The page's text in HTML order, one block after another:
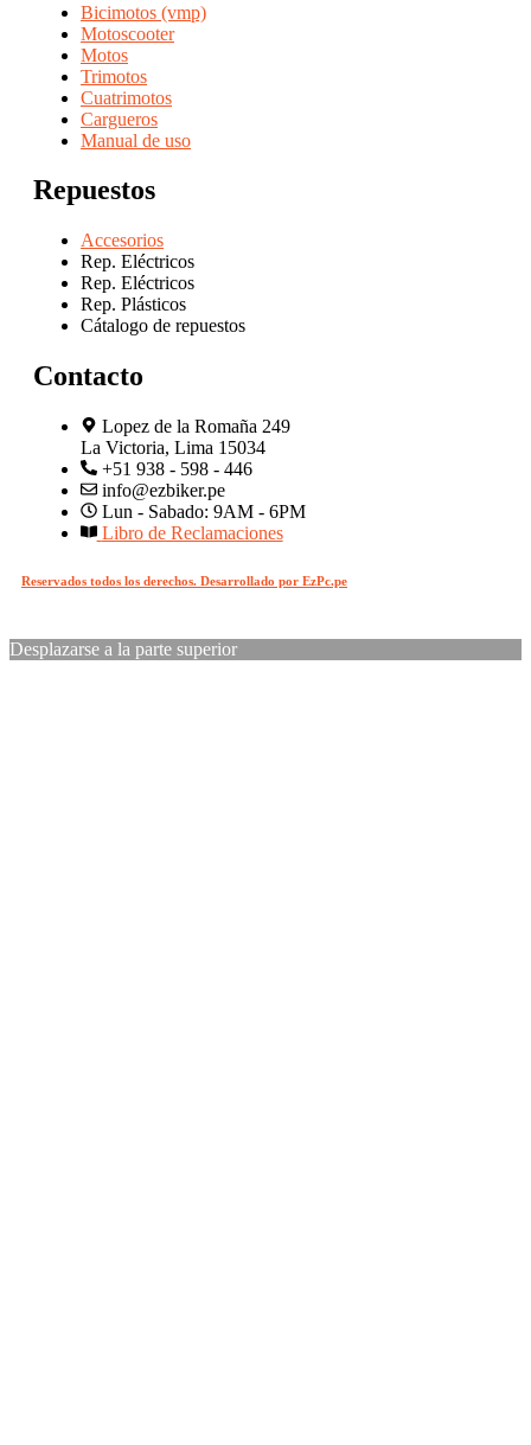
Bicimotos (vmp)
Motoscooter
Motos
Trimotos
Cuatrimotos
Cargueros
Manual de uso
Repuestos
Accesorios
Rep. Eléctricos
Rep. Eléctricos
Rep. Plásticos
Cátalogo de repuestos
Contacto
Lopez de la Romaña 249
La Victoria, Lima 15034
+51 938 - 598 - 446
info@ezbiker.pe
Lun - Sabado: 9AM - 6PM
Libro de Reclamaciones
Reservados todos los derechos. Desarrollado por EzPc.pe
Desplazarse a la parte superior